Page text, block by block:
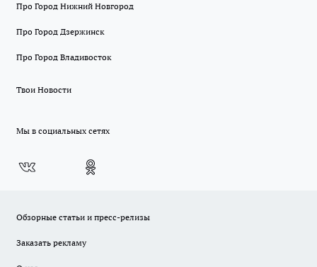
Про Город Нижний Новгород
Про Город Дзержинск
Про Город Владивосток
Твои Новости
Мы в социальных сетях
Обзорные статьи и пресс-релизы
Заказать рекламу